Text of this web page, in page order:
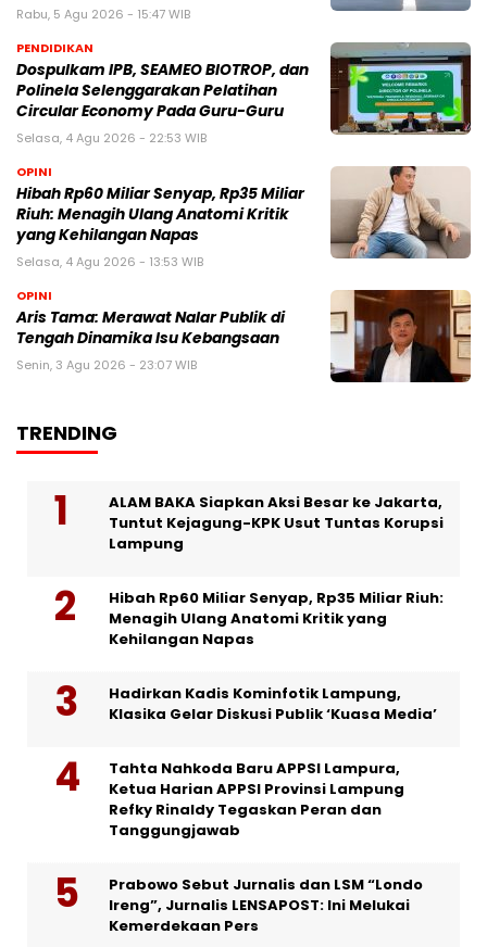
Rabu, 5 Agu 2026 - 15:47 WIB
PENDIDIKAN
Dospulkam IPB, SEAMEO BIOTROP, dan
Polinela Selenggarakan Pelatihan
Circular Economy Pada Guru-Guru
Selasa, 4 Agu 2026 - 22:53 WIB
OPINI
Hibah Rp60 Miliar Senyap, Rp35 Miliar
Riuh: Menagih Ulang Anatomi Kritik
yang Kehilangan Napas
Selasa, 4 Agu 2026 - 13:53 WIB
OPINI
Aris Tama: Merawat Nalar Publik di
Tengah Dinamika Isu Kebangsaan
Senin, 3 Agu 2026 - 23:07 WIB
TRENDING
ALAM BAKA Siapkan Aksi Besar ke Jakarta,
Tuntut Kejagung-KPK Usut Tuntas Korupsi
Lampung
Hibah Rp60 Miliar Senyap, Rp35 Miliar Riuh:
Menagih Ulang Anatomi Kritik yang
Kehilangan Napas
Hadirkan Kadis Kominfotik Lampung,
Klasika Gelar Diskusi Publik ‘Kuasa Media’
Tahta Nahkoda Baru APPSI Lampura,
Ketua Harian APPSI Provinsi Lampung
Refky Rinaldy Tegaskan Peran dan
Tanggungjawab
Prabowo Sebut Jurnalis dan LSM “Londo
Ireng”, Jurnalis LENSAPOST: Ini Melukai
Kemerdekaan Pers